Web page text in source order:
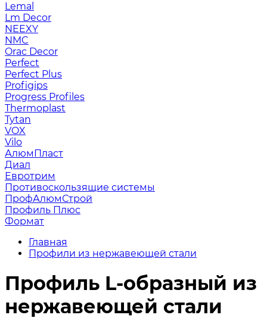
Lemal
Lm Decor
NEEXY
NMC
Orac Decor
Perfect
Perfect Plus
Profigips
Progress Profiles
Thermoplast
Tytan
VOX
Vilo
АлюмПласт
Диал
Евротрим
Противоскользящие системы
ПрофАлюмСтрой
Профиль Плюс
Формат
Главная
Профили из нержавеющей стали
Профиль L-образный из
нержавеющей стали